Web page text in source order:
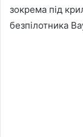
зокрема під
безпілотника